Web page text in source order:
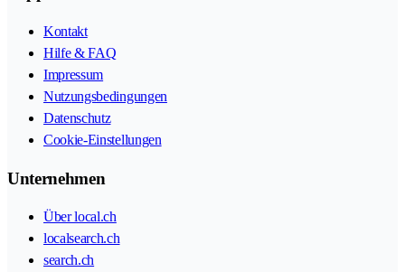
Kontakt
Hilfe & FAQ
Impressum
Nutzungsbedingungen
Datenschutz
Cookie-Einstellungen
Unternehmen
Über local.ch
localsearch.ch
search.ch